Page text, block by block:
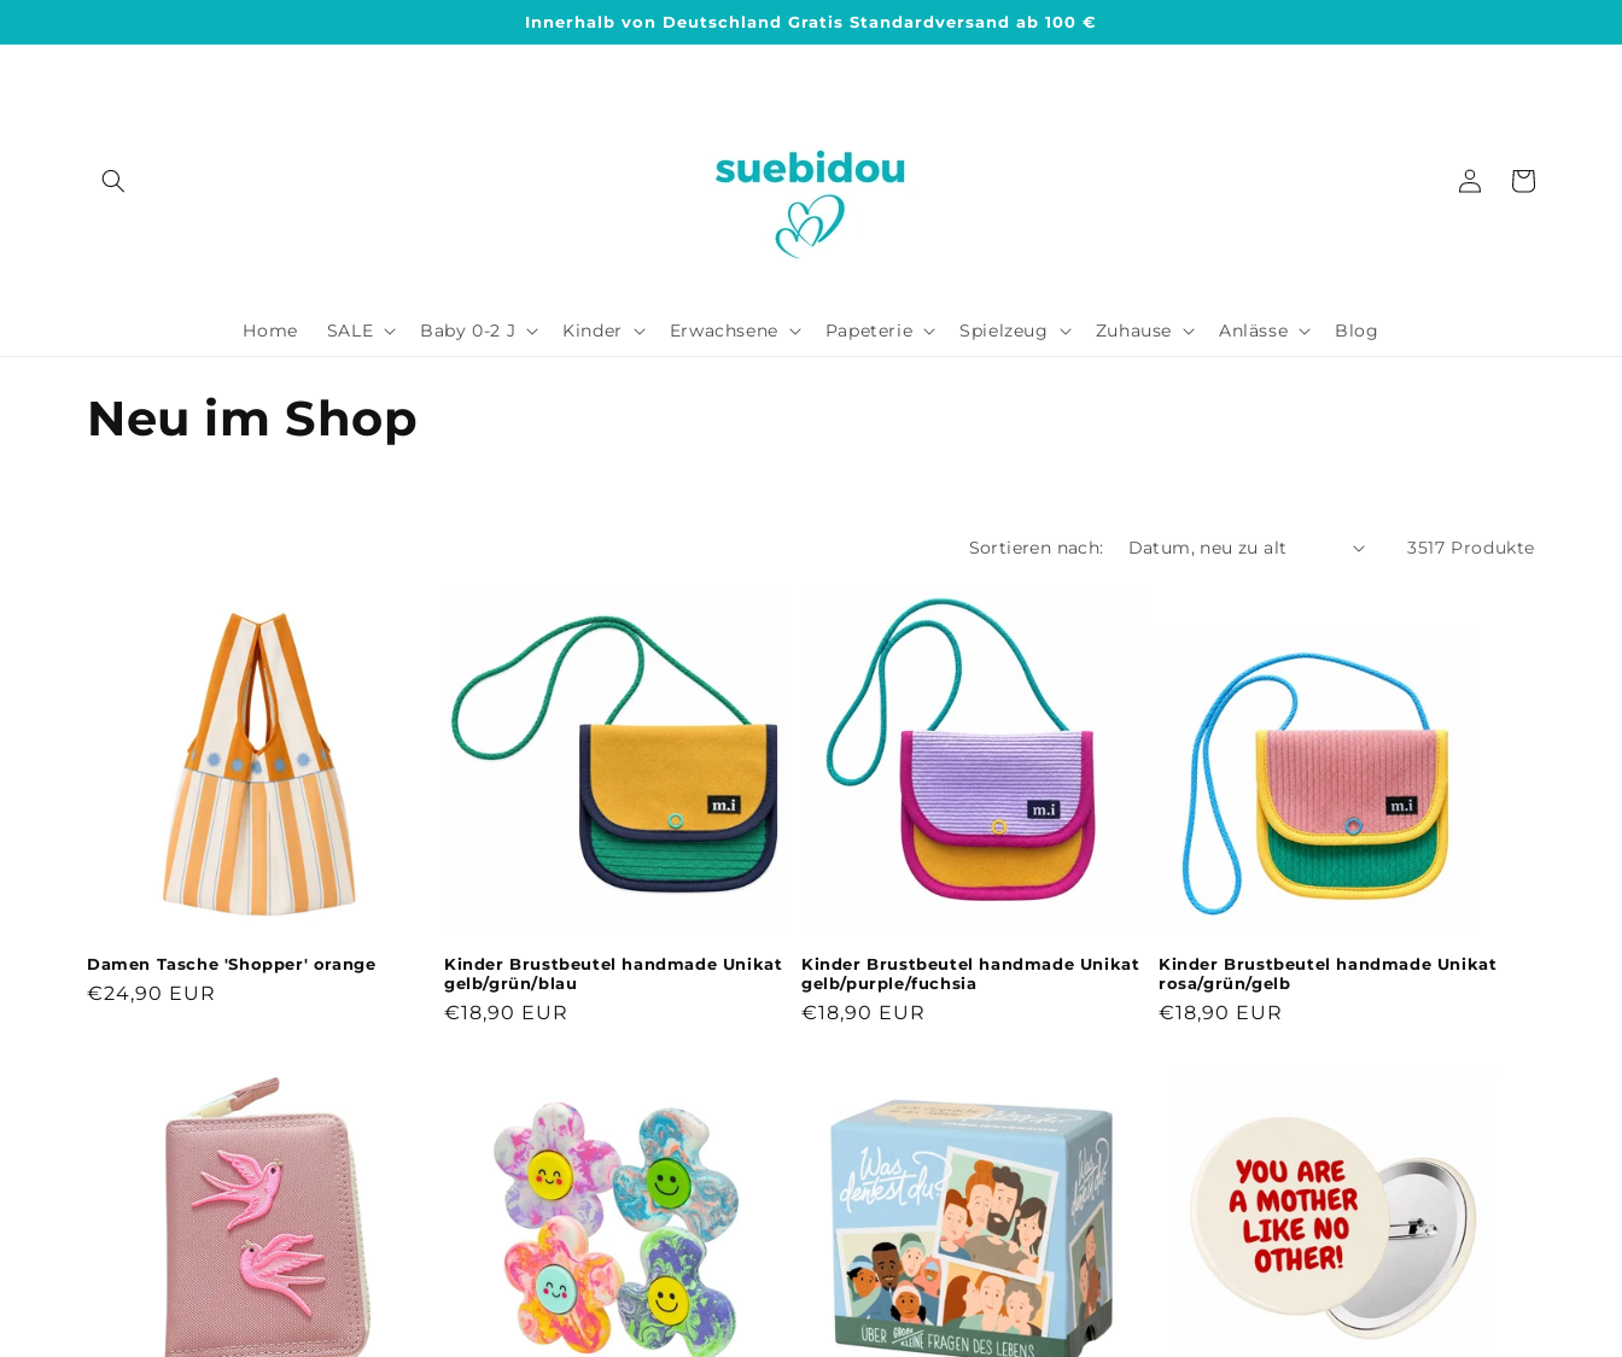
Inhalt
Innerhalb von Deutschland Gratis Standardversand ab 100 €
Home SALE Baby 0-2 J Kinder Erwachsene Papeterie Spielzeug Zuhause Anlässe Blog
Einloggen
Warenkorb
K
:
Neu im Shop
Sortieren nach: 3517 Produkte
Damen Tasche 'Shopper' orange
Normaler
€24,90 EUR
Kinder Brustbeutel handmade Unikat
gelb/grün/blau
Normaler
€18,90 EUR
Kinder Brustbeutel handmade Unikat
gelb/purple/fuchsia
Normaler
€18,90 EUR
Kinder Brustbeutel handmade Unikat
rosa/grün/gelb
Normaler
€18,90 EUR